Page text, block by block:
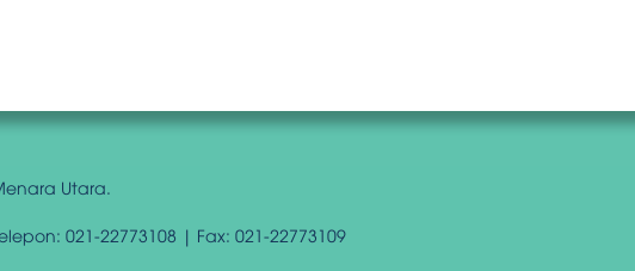
Utara.
021-22773108 | Fax: 021-22773109